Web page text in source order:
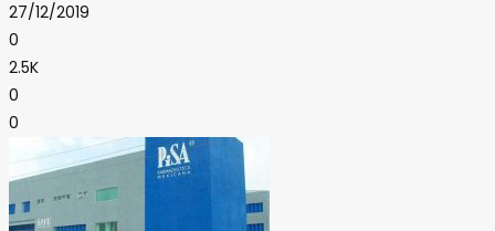
27/12/2019
0
2.5K
0
0